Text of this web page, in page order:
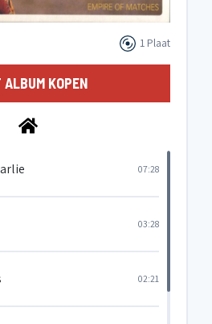
1 Plaat
ALBUM KOPEN
07:28
03:28
02:21